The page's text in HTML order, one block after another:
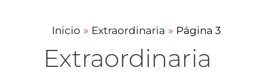
Inicio Extraordinaria Página 3
Extraordinaria